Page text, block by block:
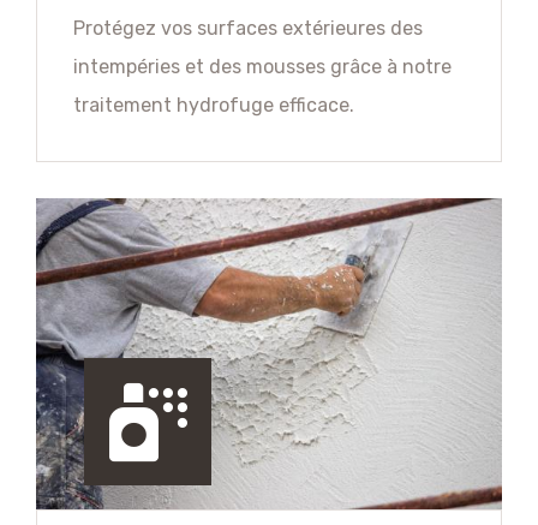
Protégez vos surfaces extérieures des
intempéries et des mousses grâce à notre
traitement hydrofuge efficace.